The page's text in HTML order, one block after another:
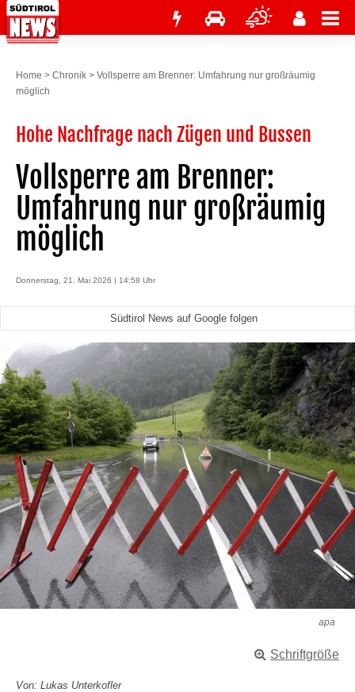
Home > Chronik > Vollsperre am Brenner: Umfahrung nur großräumig
möglich
Hohe Nachfrage nach Zügen und Bussen
Vollsperre am Brenner:
Umfahrung nur großräumig
möglich
Donnerstag, 21. Mai 2026 | 14:58 Uhr
Südtirol News auf Google folgen
apa
Schriftgröße
Von: Lukas Unterkofler